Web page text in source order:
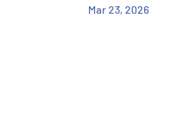
Mar 23, 2026